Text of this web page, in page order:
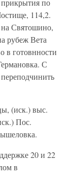
прикрытия по
114,2.
на Святошино,
рубеж Вета
в готовнности
С
(иск.) выс.
Пос.
20 и 22
в